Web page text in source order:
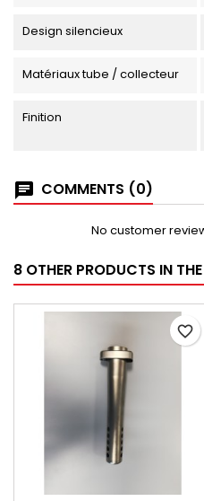
Design silencieux
Matériaux tube / collecteur
Finition
COMMENTS (0)
No customer
8 OTHER PRODUCTS IN
favorite_border